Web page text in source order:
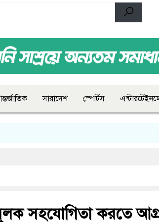
সারাদেশ স্পোর্টস
সহযোগিতা করতে